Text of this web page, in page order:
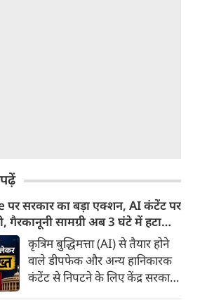
पर सरकार का बड़ा एक्शन, AI कंटेंट पर
सामग्री अब 3 घंटे में हटानी
जान लें वरना पछताएंगे
कृत्रिम बुद्धिमत्ता (AI) से तैयार होने
वाले डीपफेक और अन्य हानिकारक
कंटेंट से निपटने के लिए केंद्र सरकार